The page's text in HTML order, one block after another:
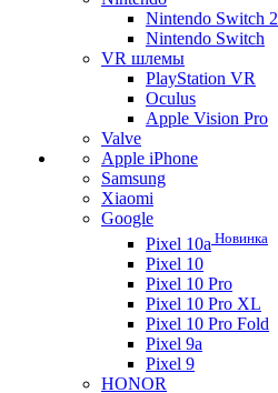
Nintendo Switch 2
Nintendo Switch
VR шлемы
PlayStation VR
Oculus
Apple Vision Pro
Valve
Apple iPhone
Samsung
Xiaomi
Google
Pixel 10a Новинка
Pixel 10
Pixel 10 Pro
Pixel 10 Pro XL
Pixel 10 Pro Fold
Pixel 9a
Pixel 9
HONOR